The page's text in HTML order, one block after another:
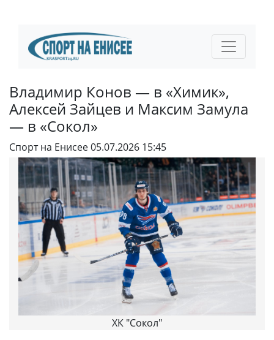
Владимир Конов — в «Химик»,
Алексей Зайцев и Максим Замула
— в «Сокол»
Спорт на Енисее05.07.2026 15:45
ХК "Сокол"